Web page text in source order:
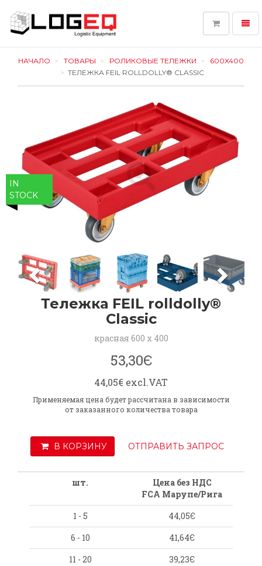
LOGEQ
НАЧАЛО ТОВАРЫ РОЛИКОВЫЕ ТЕЛЕЖКИ
600X400
ТЕЛЕЖКА FEIL ROLLDOLLY® CLASSIC
IN
STOCK
Previous Next
Тележка FEIL rolldolly®
Classic
красная 600 x 400
53,30Є
44,05€ excl.VAT
Применяемая цена будет рассчитана в зависимости
от заказанного количества товара
В КОРЗИНУ ОТПРАВИТЬ ЗАПРОС
шт.
Цена без НДС
FCA Марупе/Рига
1 - 5
44,05Є
6 - 10
41,64Є
11 - 20
39,23Є